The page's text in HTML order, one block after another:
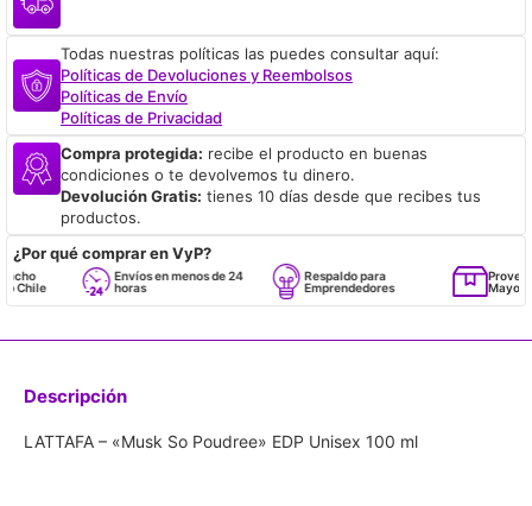
Todas nuestras políticas las puedes consultar aquí:
Políticas de Devoluciones y Reembolsos
Políticas de Envío
Políticas de Privacidad
Compra protegida: recibe el producto en buenas
condiciones o te devolvemos tu dinero.
Devolución Gratis: tienes 10 días desde que recibes tus
productos.
¿Por qué comprar en VyP?
Envíos en menos de 24
horas
Respaldo para
Emprendedores
Proveedor
Mayorista
Descripción
LATTAFA – «Musk So Poudree» EDP Unisex 100 ml